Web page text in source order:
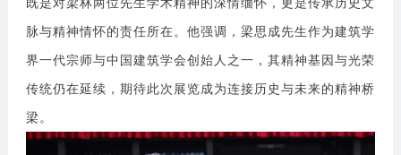
脉与精神情怀的责任所在。他强调，梁思成先生作为建筑学
界一代宗师与中国建筑学会创始人之一，其精神基因与光荣
传统仍在延续，期待此次展览成为连接历史与未来的精神桥
梁。